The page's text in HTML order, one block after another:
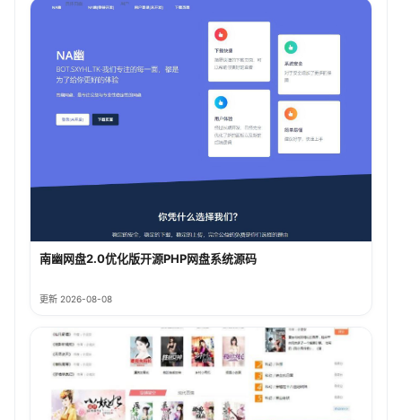
南幽网盘2.0优化版开源PHP网盘系统源码
更新 2026-08-08